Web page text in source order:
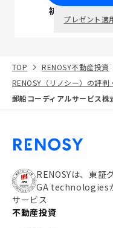
初回面談で
プレゼント適
TOP RENOSY不動産投資
RENOSY（リノシー）の評判
郵船コーディアルサービス株
RENOSYは、東証
GA technologies
サービス
不動産投資